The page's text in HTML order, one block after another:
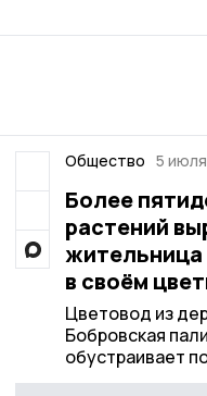
Общество 5
Более
растений
жительница
в своём
Цветовод из
Бобровская
обустраивает